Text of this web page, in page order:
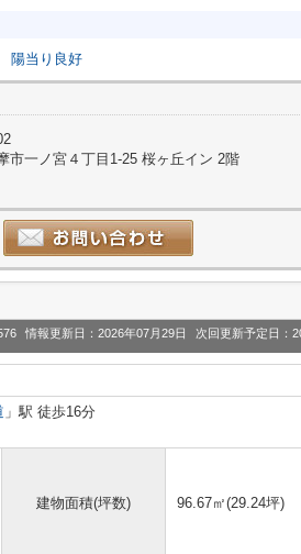
陽当り良好
市一ノ宮４丁目1-25 桜ヶ丘イン 2階
情報更新日：2026年07月29日 次回更新予定日：
」駅 徒歩16分
建物面積(坪数) 96.67㎡(29.24坪)